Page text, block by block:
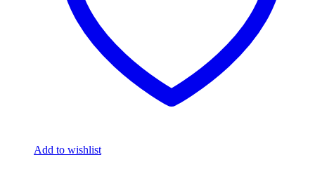
Add to wishlist